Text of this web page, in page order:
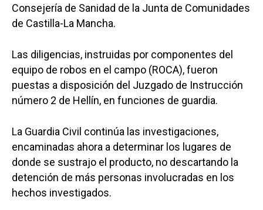
Consejería de Sanidad de la Junta de Comunidades
de Castilla-La Mancha.
Las diligencias, instruidas por componentes del
equipo de robos en el campo (ROCA), fueron
puestas a disposición del Juzgado de Instrucción
número 2 de Hellín, en funciones de guardia.
La Guardia Civil continúa las investigaciones,
encaminadas ahora a determinar los lugares de
donde se sustrajo el producto, no descartando la
detención de más personas involucradas en los
hechos investigados.